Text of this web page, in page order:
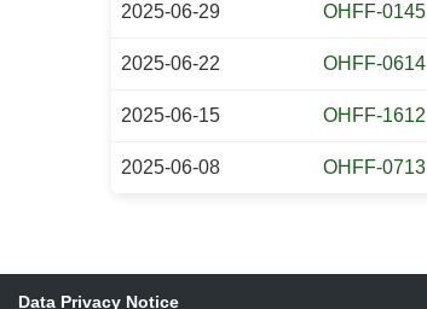
2025-06-29 OHFF-0145
2025-06-22 OHFF-0614
2025-06-15 OHFF-1612
2025-06-08 OHFF-0713
Data Privacy Notice